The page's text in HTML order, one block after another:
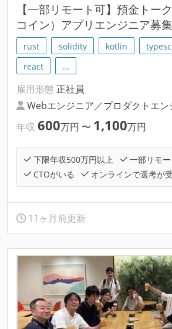
【一部リモート可】預金トー
コイン）アプリエンジニア募集
rust solidity kotlin
react
…
雇用形態 正社員
Webエンジニア／プロダクトエン
年収 600万円 〜 1,100万円
下限年収500万円以上
一部リモ
CTOがいる
オンラインで選考が
11ヶ月前更新